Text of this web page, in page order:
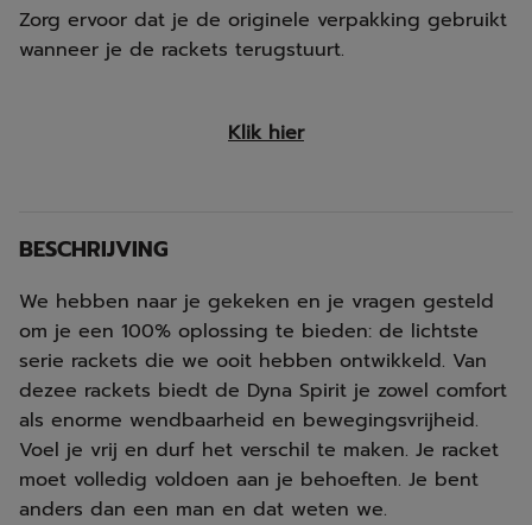
Zorg ervoor dat je de originele verpakking gebruikt
wanneer je de rackets terugstuurt.
Klik hier
BESCHRIJVING
We hebben naar je gekeken en je vragen gesteld
om je een 100% oplossing te bieden: de lichtste
serie rackets die we ooit hebben ontwikkeld. Van
dezee rackets biedt de Dyna Spirit je zowel comfort
als enorme wendbaarheid en bewegingsvrijheid.
Voel je vrij en durf het verschil te maken. Je racket
moet volledig voldoen aan je behoeften. Je bent
anders dan een man en dat weten we.